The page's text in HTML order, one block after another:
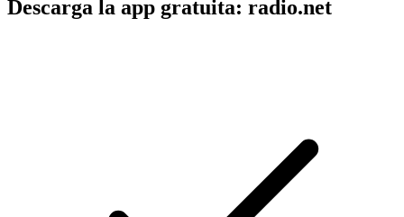
Descarga la app gratuita: radio.net